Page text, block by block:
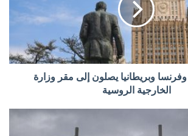
وفرنسا وبريطانيا يصلون إلى مقر وزارة
الخارجية الروسية